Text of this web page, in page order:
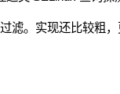
滤。实现还比较粗，